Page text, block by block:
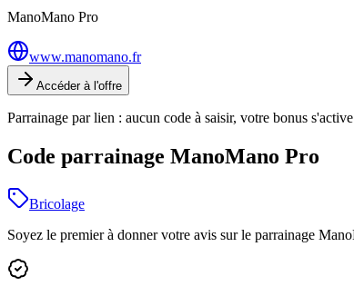
ManoMano Pro
www.manomano.fr
Accéder à l'offre
Parrainage par lien : aucun code à saisir, votre bonus
Code parrainage ManoMano Pro
Bricolage
Soyez le premier à donner votre avis sur le parrainage